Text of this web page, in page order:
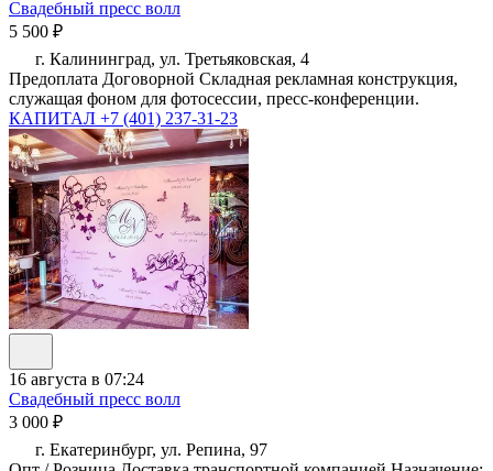
Свадебный пресс волл
5 500 ₽
г. Калининград, ул. Третьяковская, 4
Предоплата Договорной Складная рекламная конструкция,
служащая фоном для фотосессии, пресс-конференции.
КАПИТАЛ +7 (401) 237-31-23
16 августа в 07:24
Свадебный пресс волл
3 000 ₽
г. Екатеринбург, ул. Репина, 97